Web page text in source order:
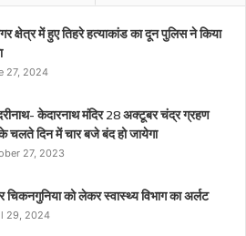
क्षेत्र में हुए तिहरे हत्याकांड का दून पुलिस ने किया
27, 2024
केदारनाथ मंदिर 28 अक्टूबर चंद्र ग्रहण
दिन में चार बजे बंद हो जायेगा
27, 2023
को लेकर स्वास्थ्य विभाग का अर्लट
29, 2024